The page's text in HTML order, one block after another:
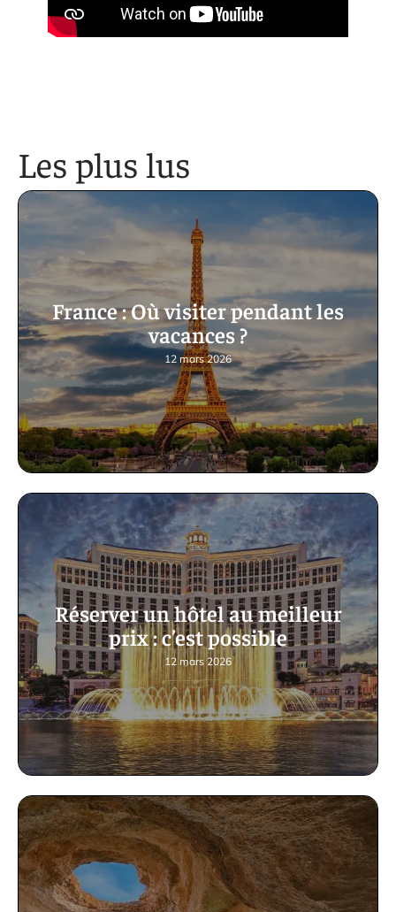
Les plus lus
France : Où visiter pendant les
vacances ?
12 mars 2026
Réserver un hôtel au meilleur
prix : c’est possible
12 mars 2026